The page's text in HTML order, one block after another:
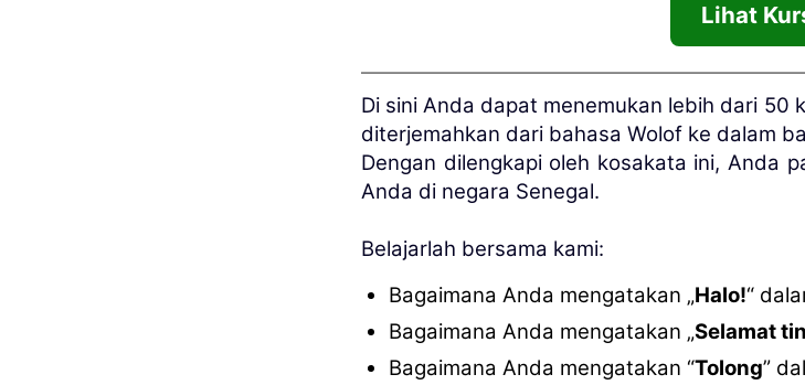
Lihat
Di sini Anda dapat menemukan lebih dari 50
diterjemahkan dari bahasa Wolof ke dalam
Dengan dilengkapi oleh kosakata ini, Anda
Anda di negara Senegal.
Belajarlah bersama kami:
Bagaimana Anda mengatakan „Halo!“
Bagaimana Anda mengatakan „Selamat
Bagaimana Anda mengatakan “Tolong”